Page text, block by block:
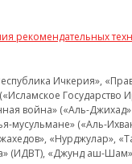
рекомендательных
Ичкерия»,
война» («Аль-Джихад»
(«Аль-
«Нурджулар»,
(ИДВТ), «Джунд аш-